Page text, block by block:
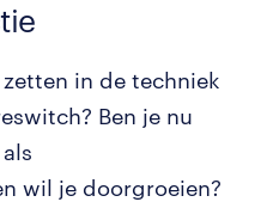
in de techniek
Ben je nu
wil je doorgroeien?